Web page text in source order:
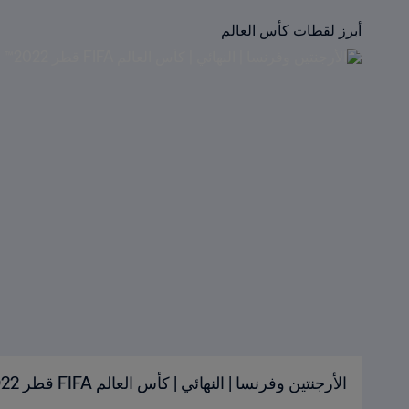
أبرز لقطات كأس العالم
الأرجنتين وفرنسا | النهائي | كأس العالم FIFA قطر 2022™ | الملخص